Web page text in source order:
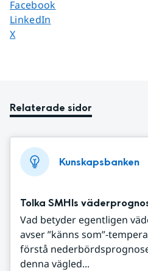
Dela sidan på
Facebook
Dela sidan på
LinkedIn
Dela sidan på
X
Relaterade sidor
Kunskapsbanken
Tolka SMHIs
Vad betyder egentligen
avser ”känns som”-
förstå
denna vägled...